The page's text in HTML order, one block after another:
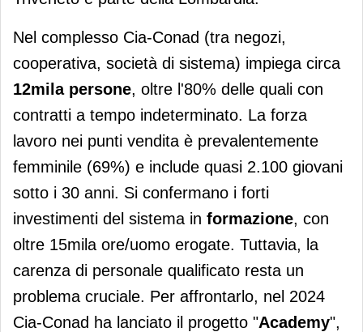
Nel complesso Cia-Conad (tra negozi,
cooperativa, società di sistema) impiega circa
12mila persone, oltre l'80% delle quali con
contratti a tempo indeterminato. La forza
lavoro nei punti vendita è prevalentemente
femminile (69%) e include quasi 2.100 giovani
sotto i 30 anni. Si confermano i forti
investimenti del sistema in formazione, con
oltre 15mila ore/uomo erogate. Tuttavia, la
carenza di personale qualificato resta un
problema cruciale. Per affrontarlo, nel 2024
Cia-Conad ha lanciato il progetto "Academy",